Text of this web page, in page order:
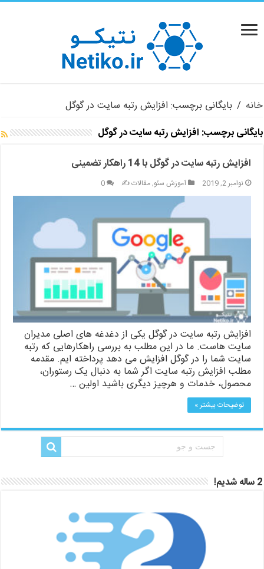
خانه / بایگانی برچسب: افزایش رتبه سایت در گوگل
بایگانی برچسب: افزایش رتبه سایت در گوگل
افزایش رتبه سایت در گوگل با 14 راهکار تضمینی
نوامبر 2, 2019 آموزش سئو,مقالات ✍️ 0
افزایش رتبه سایت در گوگل یکی از دغدغه های اصلی مدیران
سایت هاست. ما در این مطلب به بررسی راهکارهایی که رتبه
سایت شما را در گوگل افزایش می دهد پرداخته ایم. مقدمه
مطلب افزایش رتبه سایت اگر شما به دنبال یک رستوران،
محصول، خدمات و هرچیز دیگری باشید اولین …
توضیحات بیشتر »
2 ساله شدیم!